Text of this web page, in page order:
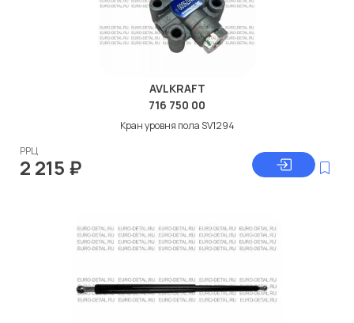
AVLKRAFT
716 750 00
Кран уровня пола SV1294
РРЦ
2 215 ₽